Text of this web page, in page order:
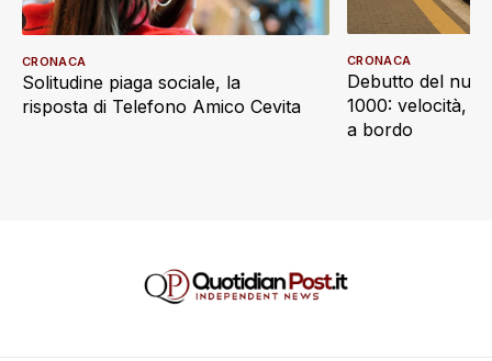
Solitudine piaga sociale, la
risposta di Telefono Amico Cevita
CRONACA
Debutto del
1000: velocità,
a bordo
CRONACA